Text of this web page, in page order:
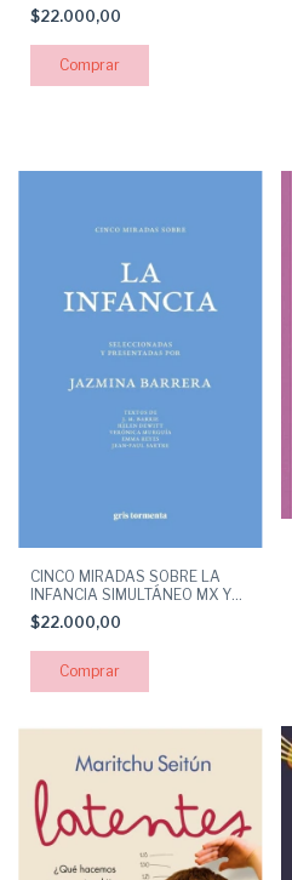
$22.000,00
CINCO MIRADAS SOBRE LA
INFANCIA SIMULTÁNEO MX Y
ES
$22.000,00